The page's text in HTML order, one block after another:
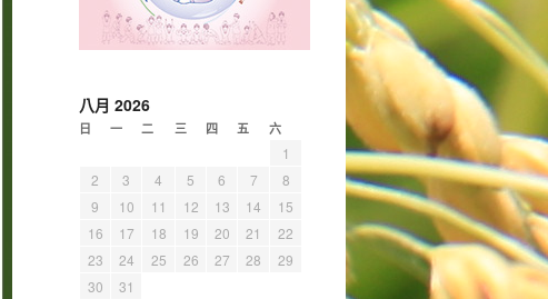
八月 2026
日 一 二 三 四 五 六
1
2
3 4 5 6 7
8
9
10 11 12 13 14
15
16
17 18 19 20 21
22
23
24 25 26 27 28
29
30
31